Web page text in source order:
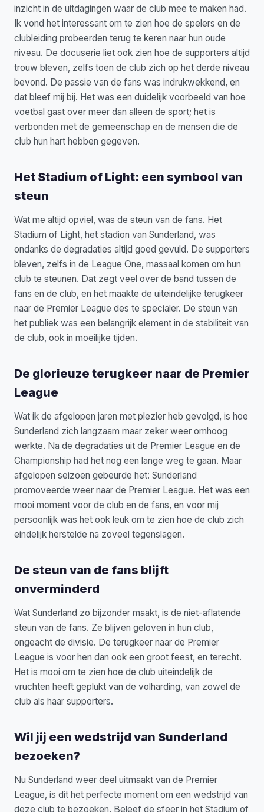
inzicht in de uitdagingen waar de club mee te maken had.
Ik vond het interessant om te zien hoe de spelers en de
clubleiding probeerden terug te keren naar hun oude
niveau. De docuserie liet ook zien hoe de supporters altijd
trouw bleven, zelfs toen de club zich op het derde niveau
bevond. De passie van de fans was indrukwekkend, en
dat bleef mij bij. Het was een duidelijk voorbeeld van hoe
voetbal gaat over meer dan alleen de sport; het is
verbonden met de gemeenschap en de mensen die de
club hun hart hebben gegeven.
Het Stadium of Light: een symbool van
steun
Wat me altijd opviel, was de steun van de fans. Het
Stadium of Light, het stadion van Sunderland, was
ondanks de degradaties altijd goed gevuld. De supporters
bleven, zelfs in de League One, massaal komen om hun
club te steunen. Dat zegt veel over de band tussen de
fans en de club, en het maakte de uiteindelijke terugkeer
naar de Premier League des te specialer. De steun van
het publiek was een belangrijk element in de stabiliteit van
de club, ook in moeilijke tijden.
De glorieuze terugkeer naar de Premier
League
Wat ik de afgelopen jaren met plezier heb gevolgd, is hoe
Sunderland zich langzaam maar zeker weer omhoog
werkte. Na de degradaties uit de Premier League en de
Championship had het nog een lange weg te gaan. Maar
afgelopen seizoen gebeurde het: Sunderland
promoveerde weer naar de Premier League. Het was een
mooi moment voor de club en de fans, en voor mij
persoonlijk was het ook leuk om te zien hoe de club zich
eindelijk herstelde na zoveel tegenslagen.
De steun van de fans blijft
onverminderd
Wat Sunderland zo bijzonder maakt, is de niet-aflatende
steun van de fans. Ze blijven geloven in hun club,
ongeacht de divisie. De terugkeer naar de Premier
League is voor hen dan ook een groot feest, en terecht.
Het is mooi om te zien hoe de club uiteindelijk de
vruchten heeft geplukt van de volharding, van zowel de
club als haar supporters.
Wil jij een wedstrijd van Sunderland
bezoeken?
Nu Sunderland weer deel uitmaakt van de Premier
League, is dit het perfecte moment om een wedstrijd van
deze club te bezoeken. Beleef de sfeer in het Stadium of